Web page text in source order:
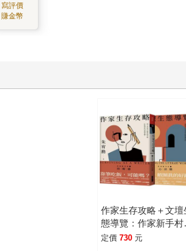
寫評價
賺金幣
作家生存攻略＋文壇
態導覽：作家新手村
套書
定價 730 元